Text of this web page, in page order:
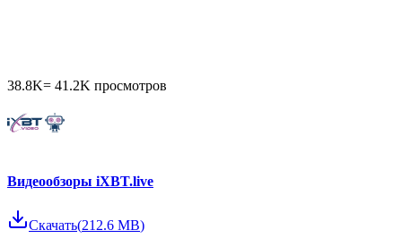
38.8K= 41.2K просмотров
Видеообзоры iXBT.live
Скачать(212.6 MB)